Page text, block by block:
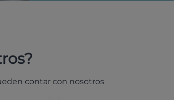
contar con nosotros